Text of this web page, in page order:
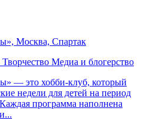
Москва, Спартак
Творчество Медиа и блогерство
— это хобби-клуб, который
недели для детей на период
программа наполнена